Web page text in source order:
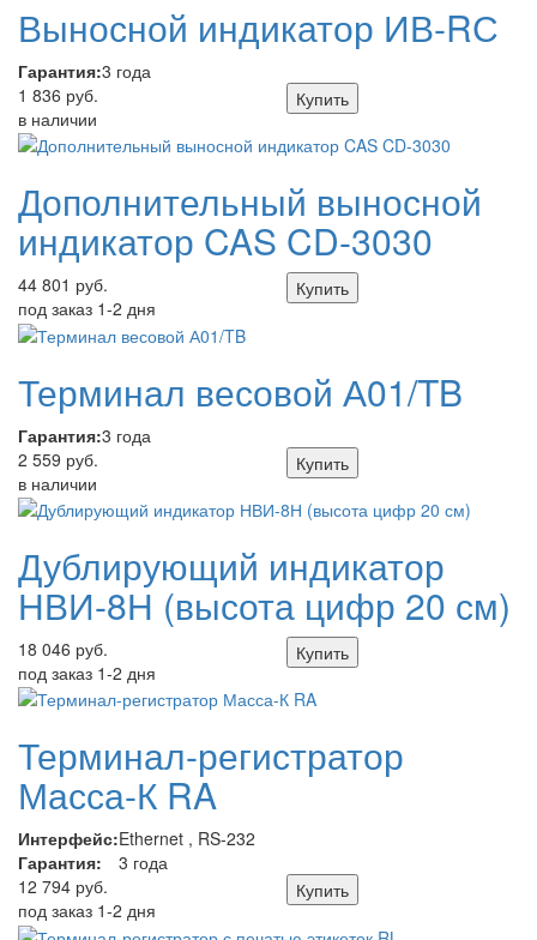
Выносной индикатор ИВ-RС
Гарантия:3 года
1 836 руб.
в наличии
Купить
Дополнительный выносной
индикатор CAS CD-3030
44 801 руб.
под заказ 1-2 дня
Купить
Терминал весовой А01/TB
Гарантия:3 года
2 559 руб.
в наличии
Купить
Дублирующий индикатор
НВИ-8Н (высота цифр 20 см)
18 046 руб.
под заказ 1-2 дня
Купить
Терминал-регистратор
Масса-К RA
Интерфейс:Ethernet , RS-232
Гарантия:
3 года
12 794 руб.
под заказ 1-2 дня
Купить